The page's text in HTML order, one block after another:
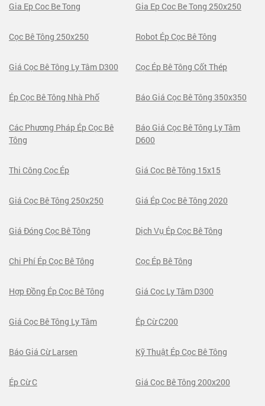
Gia Ep Coc Be Tong Gia Ep Coc Be Tong 250x250
Cọc Bê Tông 250x250 Robot Ép Cọc Bê Tông
Giá Cọc Bê Tông Ly Tâm D300 Cọc Ép Bê Tông Cốt Thép
Ép Cọc Bê Tông Nhà Phố Báo Giá Cọc Bê Tông 350x350
Các Phương Pháp Ép Cọc Bê
Tông
Báo Giá Cọc Bê Tông Ly Tâm
D600
Thi Công Cọc Ép Giá Cọc Bê Tông 15x15
Giá Cọc Bê Tông 250x250 Giá Ép Cọc Bê Tông 2020
Giá Đóng Cọc Bê Tông Dịch Vụ Ép Cọc Bê Tông
Chi Phí Ép Cọc Bê Tông Cọc Ép Bê Tông
Hợp Đồng Ép Cọc Bê Tông Giá Cọc Ly Tâm D300
Giá Cọc Bê Tông Ly Tâm Ép Cừ C200
Báo Giá Cừ Larsen Kỹ Thuật Ép Cọc Bê Tông
Ép Cừ C Giá Cọc Bê Tông 200x200